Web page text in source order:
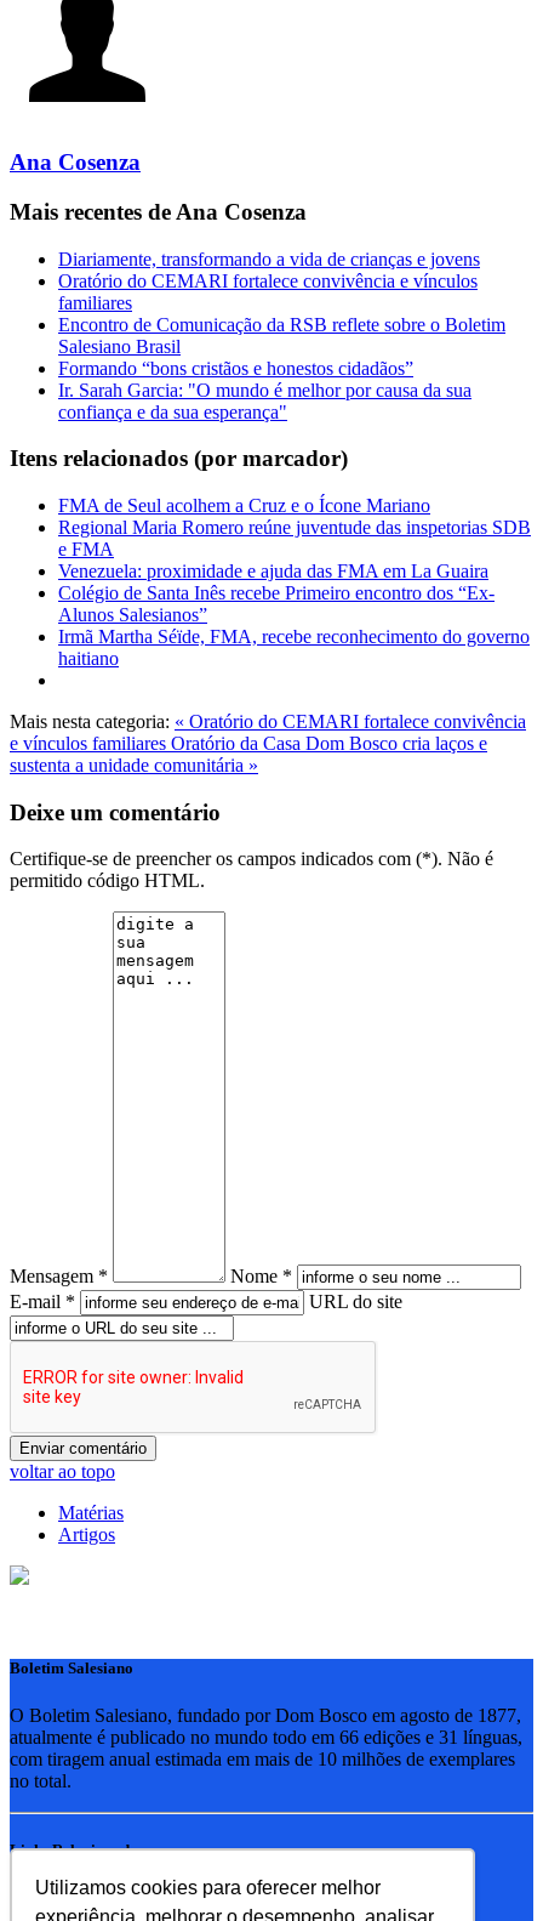
Utilizamos cookies para oferecer melhor
experiência, melhorar o desempenho, analisar
Ana Cosenza
Mais recentes de Ana Cosenza
Diariamente, transformando a vida de crianças e jovens
Oratório do CEMARI fortalece convivência e vínculos
familiares
Encontro de Comunicação da RSB reflete sobre o Boletim
Salesiano Brasil
Formando “bons cristãos e honestos cidadãos”
Ir. Sarah Garcia: "O mundo é melhor por causa da sua
confiança e da sua esperança"
Itens relacionados (por marcador)
FMA de Seul acolhem a Cruz e o Ícone Mariano
Regional Maria Romero reúne juventude das inspetorias SDB
e FMA
Venezuela: proximidade e ajuda das FMA em La Guaira
Colégio de Santa Inês recebe Primeiro encontro dos “Ex-
Alunos Salesianos”
Irmã Martha Séïde, FMA, recebe reconhecimento do governo
haitiano
Mais nesta categoria: « Oratório do CEMARI fortalece convivência
e vínculos familiares Oratório da Casa Dom Bosco cria laços e
sustenta a unidade comunitária »
Deixe um comentário
Certifique-se de preencher os campos indicados com (*). Não é
permitido código HTML.
Mensagem *
Nome *
E-mail *
URL do site
voltar ao topo
Matérias
Artigos
Boletim Salesiano
O Boletim Salesiano, fundado por Dom Bosco em agosto de 1877,
atualmente é publicado no mundo todo em 66 edições e 31 línguas,
com tiragem anual estimada em mais de 10 milhões de exemplares
no total.
Links Relacionados
RSB - Rede Salesiana Brasil